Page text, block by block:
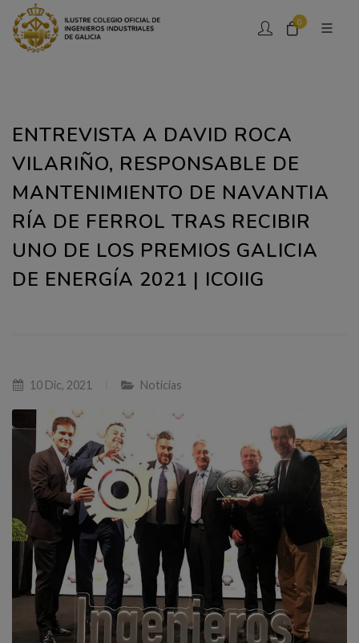
0
ENTREVISTA A DAVID ROCA
VILARIÑO, RESPONSABLE DE
MANTENIMIENTO DE NAVANTIA
RÍA DE FERROL TRAS RECIBIR
UNO DE LOS PREMIOS GALICIA
DE ENERGÍA 2021 | ICOIIG
10 Dic, 2021 Noticias